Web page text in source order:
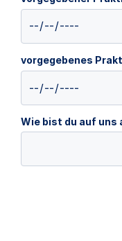
vorgegebenes
Wie bist du auf uns